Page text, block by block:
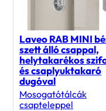
Laveo RAB MINI
szett álló csappal,
helytakarékos
és csaplyuktakaró
dugóval
Mosogatótálcák
csapteleppel